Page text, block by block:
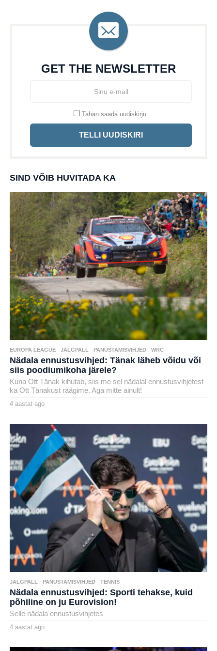
GET THE NEWSLETTER
Tahan saada uudiskirju.
TELLI UUDISKIRI
SIND VÕIB HUVITADA KA
EUROPA LEAGUE ,JALGPALL ,PANUSTAMISVIHJED ,WRC
Nädala ennustusvihjed: Tänak läheb võidu või
siis poodiumikoha järele?
Kuna Ott Tänak kihutab, siis me sel nädalal ennustusvihjetest
ka Ott Tänakust räägime. Aga mitte ainult!
karlj
4 aastat ago
s
a
g
o
JALGPALL ,PANUSTAMISVIHJED ,TENNIS
Nädala ennustusvihjed: Sporti tehakse, kuid
põhiline on ju Eurovision!
Selle nädala ennustusvihjetes
karlj
4 aastat ago
s